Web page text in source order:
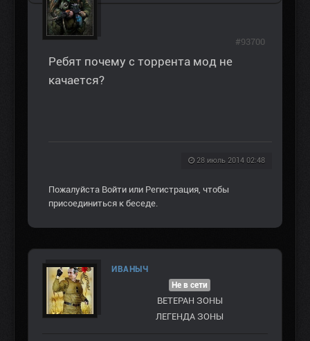
Ребят почему с торрента мод не
качается?
28 июль 2014 02:48
#93700
Пожалуйста Войти или Регистрация , чтобы
присоединиться к беседе.
ИВАНЫЧ
Не в сети
ВЕТЕРАН ЗOНЫ
ЛЕГЕНДА ЗОНЫ